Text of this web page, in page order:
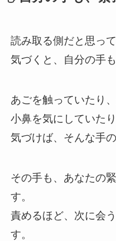
読み取る側だと思って
気づくと、自分の手
あごを触っていたり
小鼻を気にしていた
気づけば、そんな手
その手も、あなたの
す。
責めるほど、次に会
す。